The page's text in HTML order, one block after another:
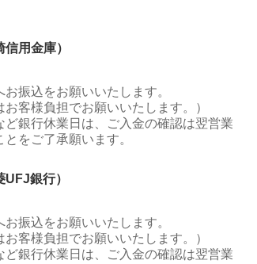
用金庫）
振込をお願いいたします。
お客様負担でお願いいたします。）
ど銀行休業日は、ご入金の確認は翌営業
とをご了承願います。
銀行）
振込をお願いいたします。
お客様負担でお願いいたします。）
ど銀行休業日は、ご入金の確認は翌営業